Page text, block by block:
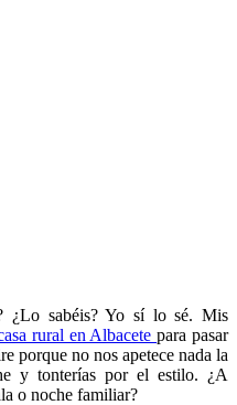
¿Lo sabéis? Yo sí lo sé. Mis
rural en Albacetepara pasar
porque no nos apetece nada la
y tonterías por el estilo. ¿A
o noche familiar?